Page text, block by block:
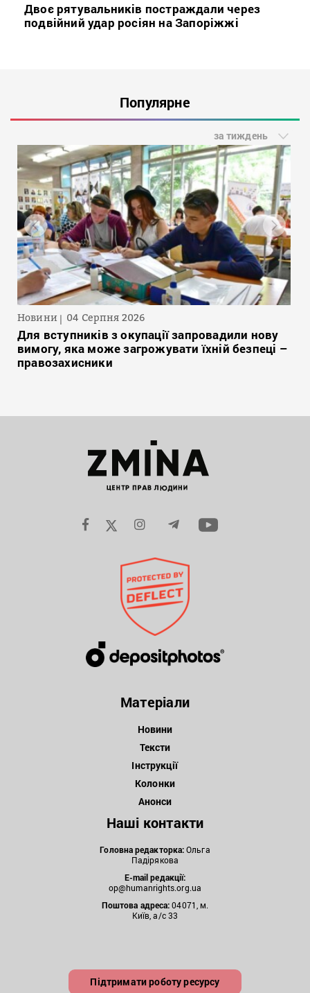
Двоє рятувальників постраждали через
подвійний удар росіян на Запоріжжі
Популярне
за тиждень
Новини 04 Серпня 2026
Для вступників з окупації запровадили нову
вимогу, яка може загрожувати їхній безпеці –
правозахисники
Матеріали
Новини
Тексти
Інструкції
Колонки
Анонси
Наші контакти
Головна редакторка:Ольга
Падірякова
E-mail редакції:
op@humanrights.org.ua
Поштова адреса:04071, м.
Київ, а/с 33
Підтримати роботу ресурсу